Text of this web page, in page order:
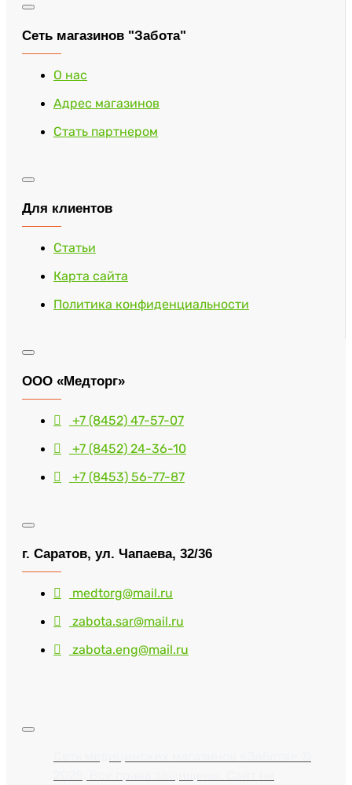
Сеть магазинов "Забота"
О нас
Адрес магазинов
Стать партнером
Для клиентов
Статьи
Карта сайта
Политика конфиденциальности
ООО «Медторг»
+7 (8452) 47-57-07
+7 (8452) 24-36-10
+7 (8453) 56-77-87
г. Саратов, ул. Чапаева, 32/36
medtorg@mail.ru
zabota.sar@mail.ru
zabota.eng@mail.ru